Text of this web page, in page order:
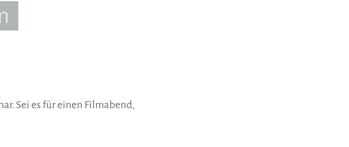
Sei es für einen Filmabend,